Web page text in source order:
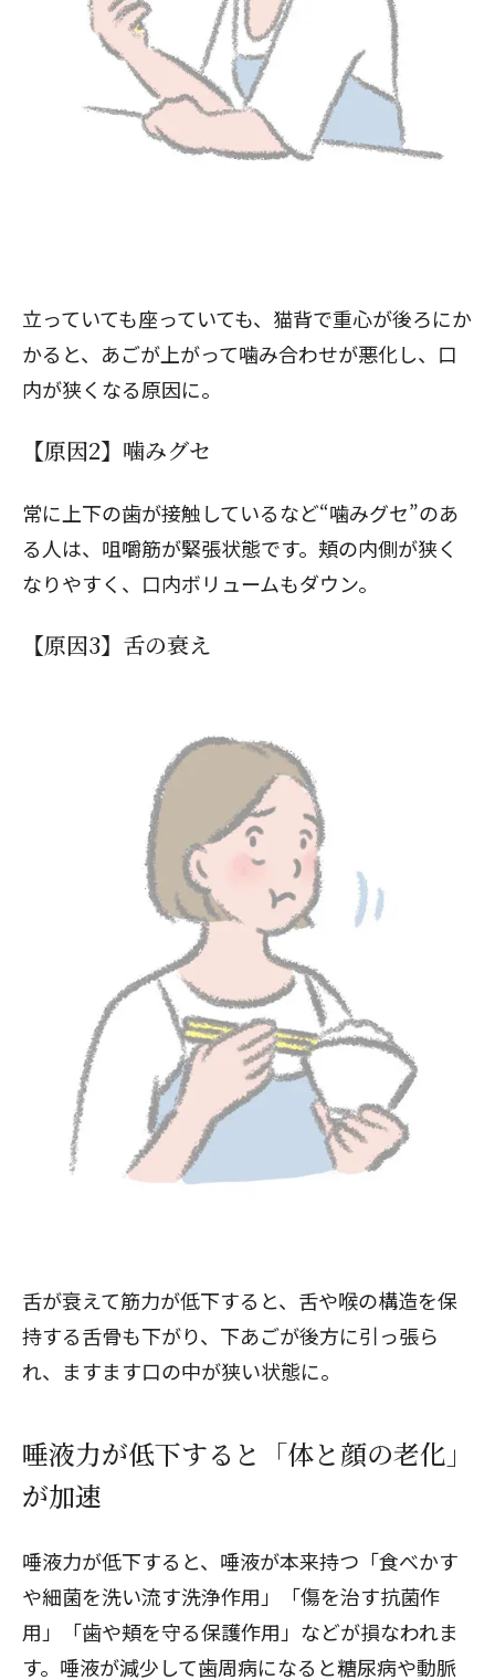
立っていても座っていても、猫背で重心が後ろにか
かると、あごが上がって噛み合わせが悪化し、口
内が狭くなる原因に。
【原因2】噛みグセ
常に上下の歯が接触しているなど“噛みグセ”のあ
る人は、咀嚼筋が緊張状態です。頬の内側が狭く
なりやすく、口内ボリュームもダウン。
【原因3】舌の衰え
舌が衰えて筋力が低下すると、舌や喉の構造を保
持する舌骨も下がり、下あごが後方に引っ張ら
れ、ますます口の中が狭い状態に。
唾液力が低下すると「体と顔の老化」
が加速
唾液力が低下すると、唾液が本来持つ「食べかす
や細菌を洗い流す洗浄作用」「傷を治す抗菌作
用」「歯や頬を守る保護作用」などが損なわれま
す。唾液が減少して歯周病になると糖尿病や動脈